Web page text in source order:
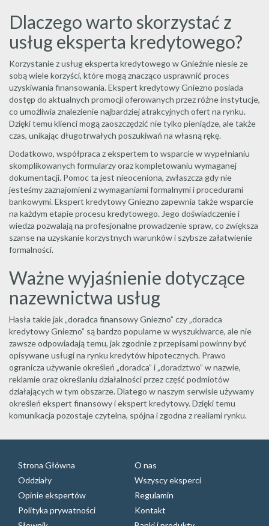
Dlaczego warto skorzystać z
usług eksperta kredytowego?
Korzystanie z usług eksperta kredytowego w Gnieźnie niesie ze
sobą wiele korzyści, które mogą znacząco usprawnić proces
uzyskiwania finansowania. Ekspert kredytowy Gniezno posiada
dostęp do aktualnych promocji oferowanych przez różne instytucje,
co umożliwia znalezienie najbardziej atrakcyjnych ofert na rynku.
Dzięki temu klienci mogą zaoszczędzić nie tylko pieniądze, ale także
czas, unikając długotrwałych poszukiwań na własną rękę.
Dodatkowo, współpraca z ekspertem to wsparcie w wypełnianiu
skomplikowanych formularzy oraz kompletowaniu wymaganej
dokumentacji. Pomoc ta jest nieoceniona, zwłaszcza gdy nie
jesteśmy zaznajomieni z wymaganiami formalnymi i procedurami
bankowymi. Ekspert kredytowy Gniezno zapewnia także wsparcie
na każdym etapie procesu kredytowego. Jego doświadczenie i
wiedza pozwalają na profesjonalne prowadzenie spraw, co zwiększa
szanse na uzyskanie korzystnych warunków i szybsze załatwienie
formalności.
Ważne wyjaśnienie dotyczące
nazewnictwa usług
Hasła takie jak „doradca finansowy Gniezno” czy „doradca
kredytowy Gniezno” są bardzo popularne w wyszukiwarce, ale nie
zawsze odpowiadają temu, jak zgodnie z przepisami powinny być
opisywane usługi na rynku kredytów hipotecznych. Prawo
ogranicza używanie określeń „doradca” i „doradztwo” w nazwie,
reklamie oraz określaniu działalności przez część podmiotów
działających w tym obszarze. Dlatego w naszym serwisie używamy
określeń ekspert finansowy i ekspert kredytowy. Dzięki temu
komunikacja pozostaje czytelna, spójna i zgodna z realiami rynku.
Strona Główna
O nas
Oddziały
Wszyscy eksperci
Opinie ekspertów
Regulamin
Polityka prywatności
Kontakt